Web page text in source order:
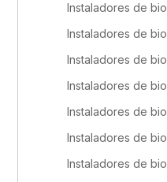
Instaladores de
Instaladores de
Instaladores de
Instaladores de
Instaladores de
Instaladores de
Instaladores de